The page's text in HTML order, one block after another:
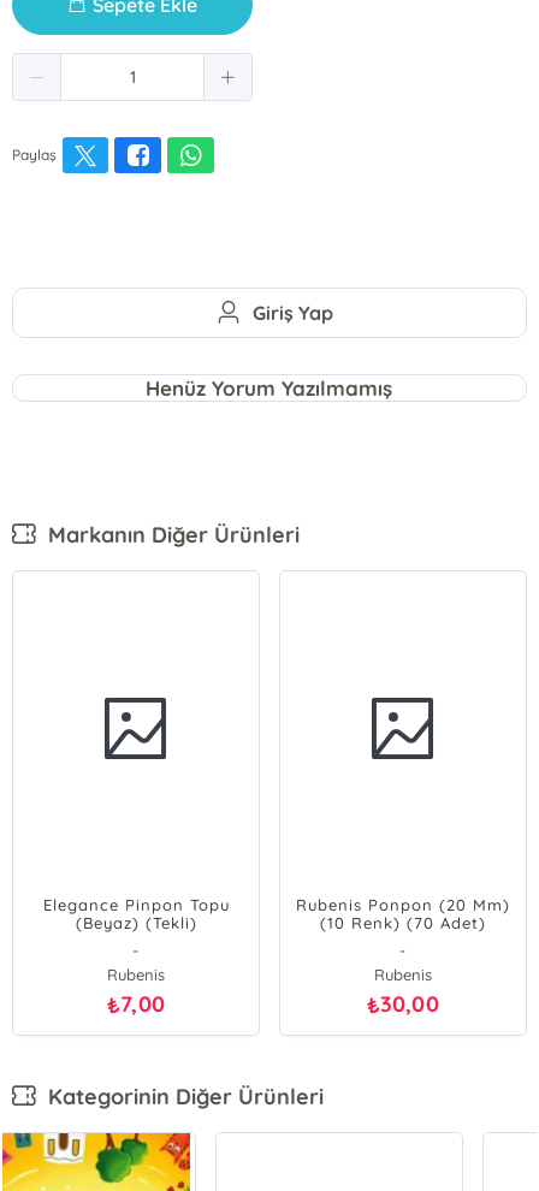
Paylaş
Giriş Yap
Henüz Yorum Yazılmamış
Markanın Diğer Ürünleri
Elegance Pinpon Topu
(Beyaz) (Tekli)
-
Rubenis
₺7,00
Rubenis Ponpon (20 Mm)
(10 Renk) (70 Adet)
-
Rubenis
₺30,00
Kategorinin Diğer Ürünleri